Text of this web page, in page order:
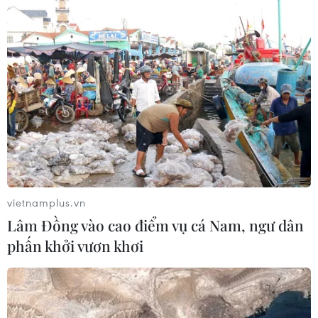
Ngày An ninh mạng Việt Nam: Kiến
tạo không gian mạng an toàn, nhân
văn
06/08/2026 02:49
Thủ tướng Lê Minh Hưng
phát động hưởng ứng ngày An ninh
mạng Việt Nam
06/08/2026 02:39
Thủ tướng: Bảo đảm an ninh mạng
phải gắn kết giữa bảo vệ hệ thống và
con người
06/08/2026 02:30
vietnamplus.vn
Lâm Đồng vào cao điểm vụ cá Nam, ngư dân
phấn khởi vươn khơi